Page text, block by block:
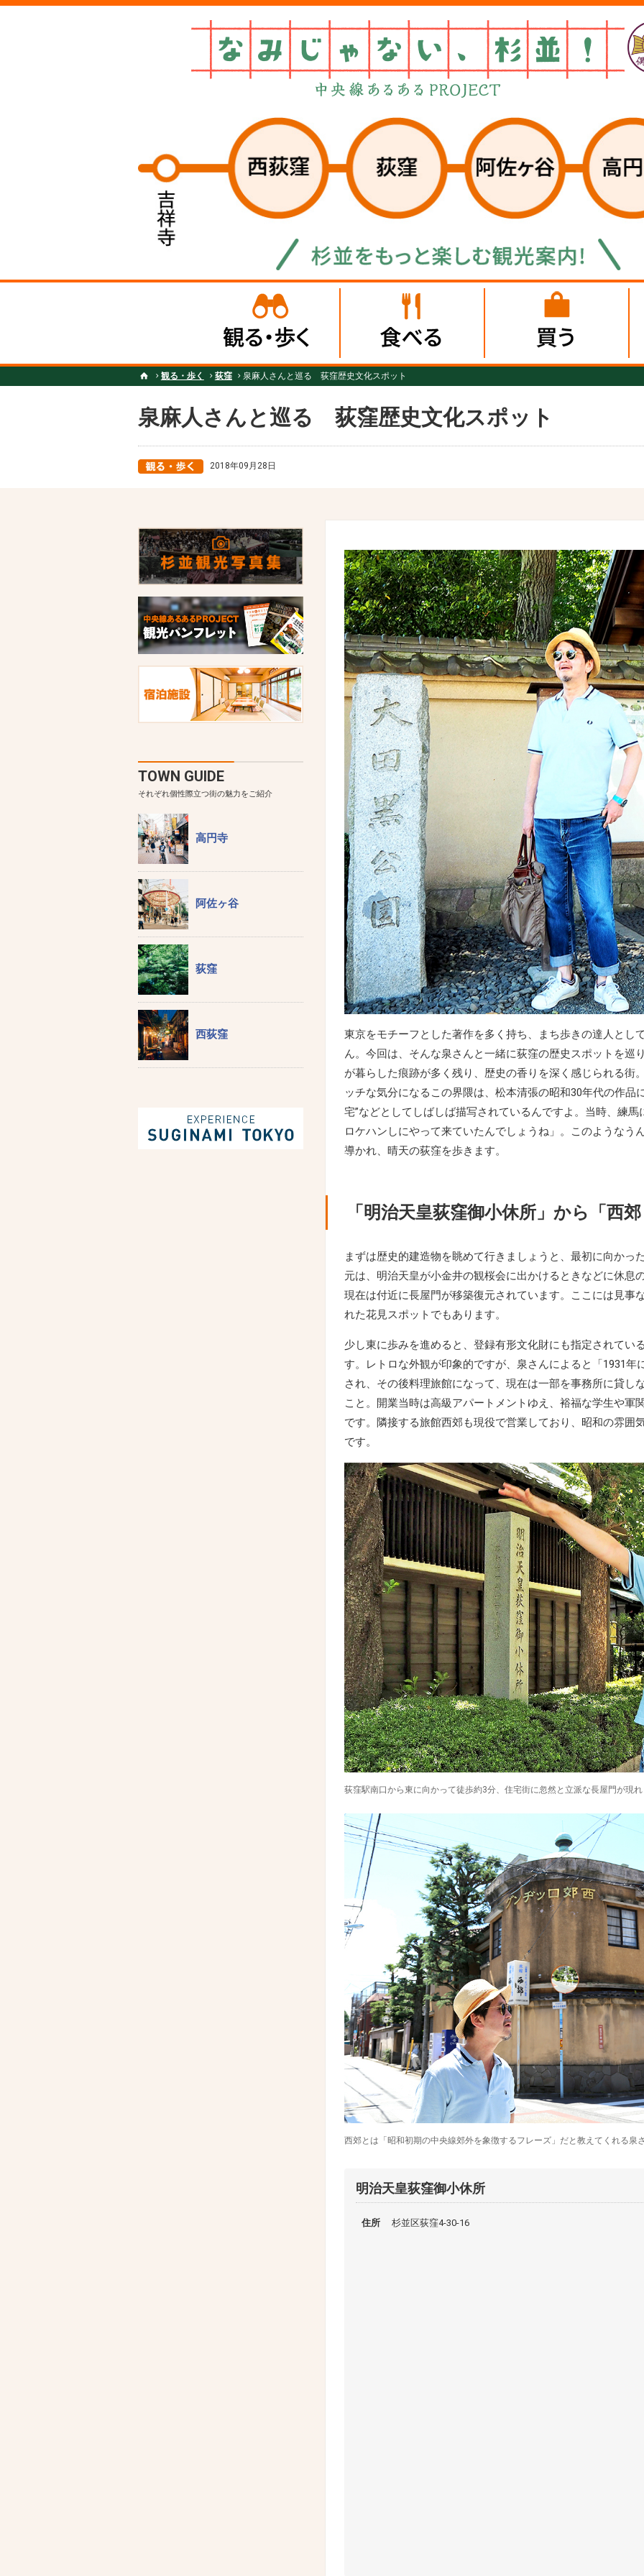
観る・歩く 荻窪 泉麻人さんと巡る 荻窪歴史文化スポット
泉麻人さんと巡る 荻窪歴史文化スポット
2018年09月28日
東京をモチーフとした著作を多く持ち、まち歩きの達人とし
ん。今回は、そんな泉さんと一緒に荻窪の歴史スポットを巡
が暮らした痕跡が多く残り、歴史の香りを深く感じられる街
ッチな気分になるこの界隈は、松本清張の昭和30年代の作品
宅”などとしてしばしば描写されているんですよ。当時、練
ロケハンしにやって来ていたんでしょうね」。このようなう
導かれ、晴天の荻窪を歩きます。
「明治天皇荻窪御小休所」から「西
まずは歴史的建造物を眺めて行きましょうと、最初に向かっ
元は、明治天皇が小金井の観桜会に出かけるときなどに休息
現在は付近に長屋門が移築復元されています。ここには見事
れた花見スポットでもあります。
少し東に歩みを進めると、登録有形文化財にも指定されてい
す。レトロな外観が印象的ですが、泉さんによると「1931年
され、その後料理旅館になって、現在は一部を事務所に貸し
こと。開業当時は高級アパートメントゆえ、裕福な学生や軍
です。隣接する旅館西郊も現役で営業しており、昭和の雰囲
です。
荻窪駅南口から東に向かって徒歩約3分、住宅街に忽然と立派な長屋門が現
西郊とは「昭和初期の中央線郊外を象徴するフレーズ」だと教えてくれる泉
明治天皇荻窪御小休所
住所 杉並区荻窪4-30-16
TOWN GUIDE
それぞれ個性際立つ街の魅力をご紹介
高円寺
阿佐ヶ谷
荻窪
西荻窪